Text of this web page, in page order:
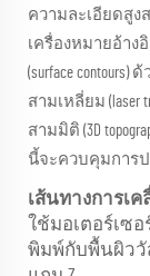
ความละเอียดสู
เครื่องหมายอ้างอิ
(surface
สามเหลี่ยม (laser
สามมิติ (3D
นี้จะควบคุมการ
เส้นทางการเค
ใช้มอเตอร์เซ
พิมพ์กับพื้นผิววั